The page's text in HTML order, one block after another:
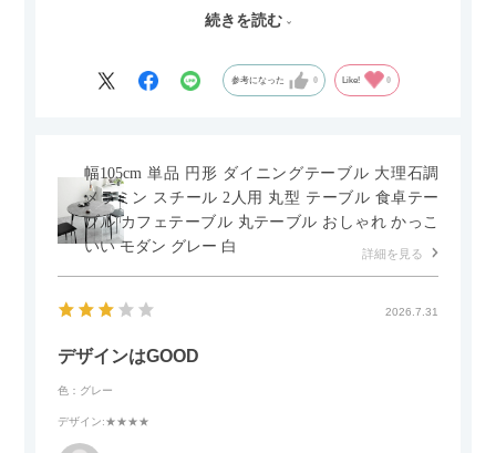
セラミック天板が思った以上に滑りが良く、汚れも拭きやすい
はいけないかもしれません。天板が冷たいので冬にどうなるの
かなというのも気になります。
続きを読む
参考になった 0 Like! 0
幅105cm 単品 円形 ダイニングテーブル 大理石調
メラミン スチール 2人用 丸型 テーブル 食卓テー
ブル カフェテーブル 丸テーブル おしゃれ かっこ
いい モダン グレー 白
詳細を見る
2026.7.31
デザインはGOOD
色：グレー
デザイン:★★★★